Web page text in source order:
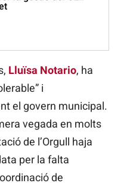
Lluïsa Notario, ha
i
el govern municipal.
vegada en molts
de l’Orgull haja
per la falta
de